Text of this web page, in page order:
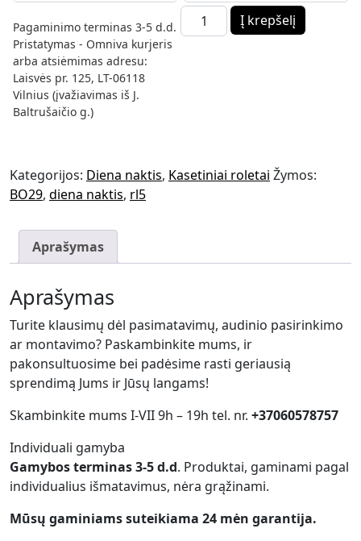
Pagaminimo terminas 3-5 d.d.
Pristatymas - Omniva kurjeris
arba atsiėmimas adresu:
Laisvės pr. 125, LT-06118
Vilnius (įvažiavimas iš J.
Baltrušaičio g.)
produkto kiekis: BH-BO2907
Į krepšelį
Kategorijos: Diena naktis, Kasetiniai roletai Žymos:
BO29, diena naktis, rl5
Aprašymas
Aprašymas
Turite klausimų dėl pasimatavimų, audinio pasirinkimo
ar montavimo? Paskambinkite mums, ir
pakonsultuosime bei padėsime rasti geriausią
sprendimą Jums ir Jūsų langams!
Skambinkite mums I-VII 9h – 19h tel. nr. +37060578757
Individuali gamyba
Gamybos terminas 3-5 d.d. Produktai, gaminami pagal
individualius išmatavimus, nėra grąžinami.
Mūsų gaminiams suteikiama 24 mėn garantija.